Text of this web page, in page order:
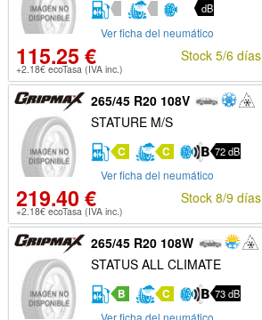
dB
Ver ficha del neumático
115.25 €
+2.18€ ecoTasa (IVA inc.)
Stock 5/6 días
265/45 R20 108V
STATURE M/S
C C 72 dB
Ver ficha del neumático
219.40 €
+2.18€ ecoTasa (IVA inc.)
Stock 8/9 días
265/45 R20 108W
STATUS ALL CLIMATE
B C 73 dB